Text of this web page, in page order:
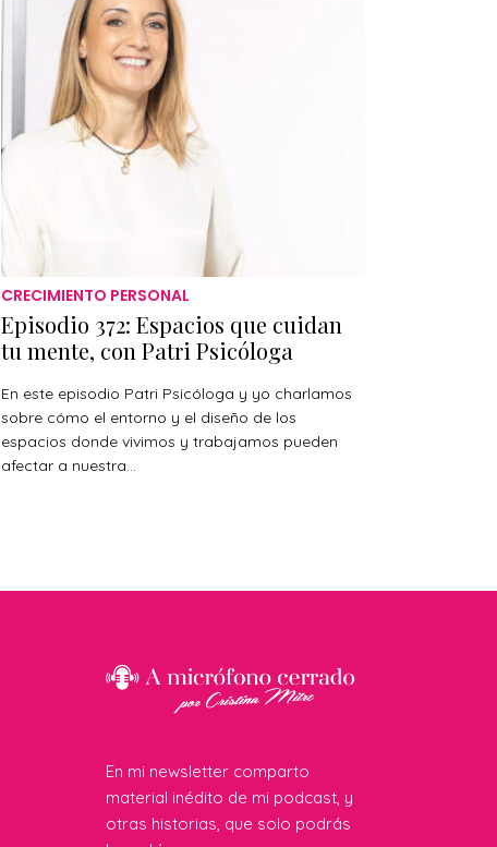
CRECIMIENTO PERSONAL
Episodio 372: Espacios que cuidan
tu mente, con Patri Psicóloga
En este episodio Patri Psicóloga y yo charlamos
sobre cómo el entorno y el diseño de los
espacios donde vivimos y trabajamos pueden
afectar a nuestra...
En mi newsletter comparto
material inédito de mi podcast, y
otras historias, que solo podrás